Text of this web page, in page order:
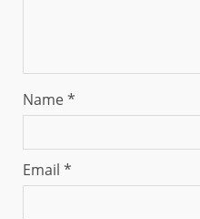
Name*
Email *